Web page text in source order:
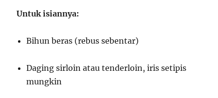
Untuk isiannya:
Bihun beras (rebus sebentar)
Daging sirloin atau tenderloin, iris setipis
mungkin